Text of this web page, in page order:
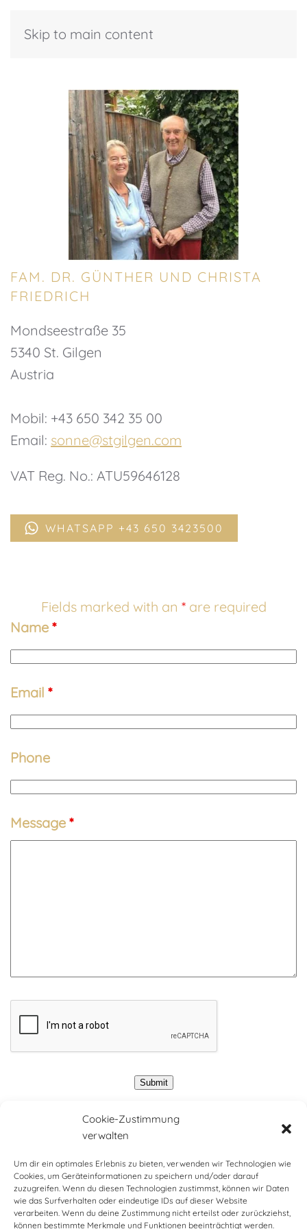
Cookie-Zustimmung
verwalten
Um dir ein optimales Erlebnis zu bieten, verwenden wir Technologien wie
Cookies, um Geräteinformationen zu speichern und/oder darauf
zuzugreifen. Wenn du diesen Technologien zustimmst, können wir Daten
wie das Surfverhalten oder eindeutige IDs auf dieser Website
verarbeiten. Wenn du deine Zustimmung nicht erteilst oder zurückziehst,
können bestimmte Merkmale und Funktionen beeinträchtigt werden.
Skip to main content
FAM. DR. GÜNTHER UND CHRISTA
FRIEDRICH
Mondseestraße 35
5340 St. Gilgen
Austria
Mobil: +43 650 342 35 00
Email: sonne@stgilgen.com
VAT Reg. No.: ATU59646128
WHATSAPP +43 650 3423500
Fields marked with an *are required
Name *
Email *
Phone
Message *
Fam. Dr. Günther und Christa Friedrich
Mondseestraße 35
5340 St. Gilgen